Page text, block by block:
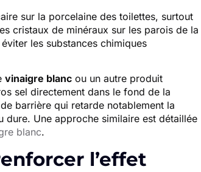
sur la porcelaine des toilettes, surtout
cristaux de minéraux sur les parois de la
les substances chimiques
vinaigre blanc ou un autre produit
sel directement dans le fond de la
barrière qui retarde notablement la
dure. Une approche similaire est détaillée
blanc.
l’effet